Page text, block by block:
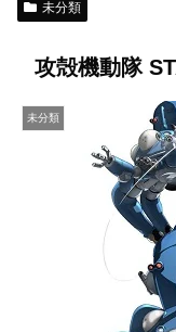
未分類
攻殻機動隊
未分類